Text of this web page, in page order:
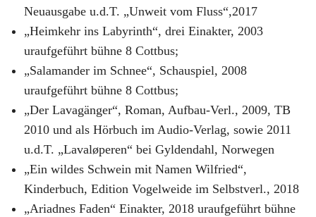
Neuausgabe u.d.T. „Unweit vom Fluss“,2017
„Heimkehr ins Labyrinth“, drei Einakter, 2003
uraufgeführt bühne 8 Cottbus;
„Salamander im Schnee“, Schauspiel, 2008
uraufgeführt bühne 8 Cottbus;
„Der Lavagänger“, Roman, Aufbau-Verl., 2009, TB
2010 und als Hörbuch im Audio-Verlag, sowie 2011
u.d.T. „Lavaløperen“ bei Gyldendahl, Norwegen
„Ein wildes Schwein mit Namen Wilfried“,
Kinderbuch, Edition Vogelweide im Selbstverl., 2018
„Ariadnes Faden“ Einakter, 2018 uraufgeführt bühne